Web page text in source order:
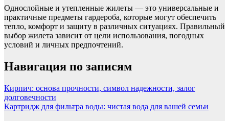
Однослойные и утепленные жилеты — это универсальные и
практичные предметы гардероба, которые могут обеспечить
тепло, комфорт и защиту в различных ситуациях. Правильный
выбор жилета зависит от цели использования, погодных
условий и личных предпочтений.
Навигация по записям
Кирпич: основа прочности, символ надежности, залог
долговечности
Картридж для фильтра воды: чистая вода для вашей семьи